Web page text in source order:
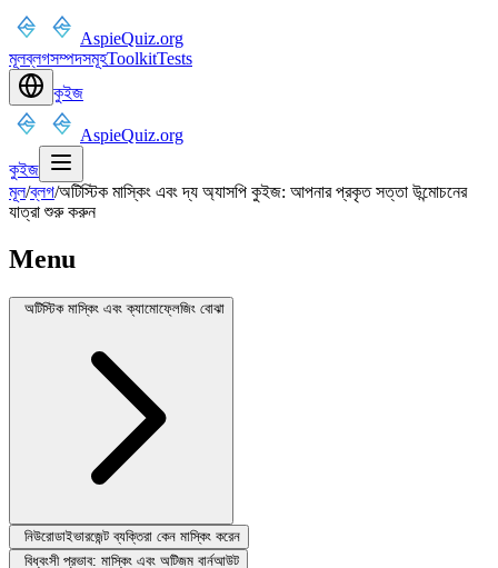
AspieQuiz.org
মূলব্লগসম্পদসমূহToolkitTests
কুইজ
AspieQuiz.org
কুইজ
মূল/ব্লগ/অটিস্টিক মাস্কিং এবং দ্য অ্যাসপি কুইজ: আপনার প্রকৃত সত্তা উন্মোচনের
যাত্রা শুরু করুন
Menu
অটিস্টিক মাস্কিং এবং ক্যামোফ্লেজিং বোঝা
নিউরোডাইভারজেন্ট ব্যক্তিরা কেন মাস্কিং করেন
বিধ্বংসী প্রভাব: মাস্কিং এবং অটিজম বার্নআউট